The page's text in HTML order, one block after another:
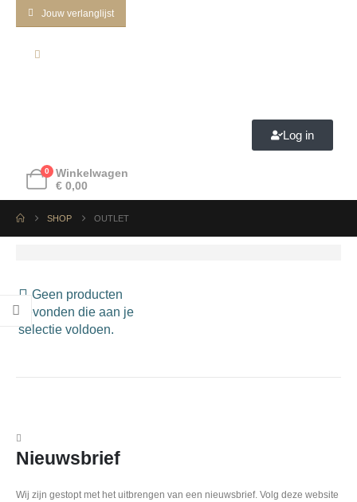
Jouw verlanglijst
Log in
0
Winkelwagen
€ 0,00
SHOP OUTLET
Geen producten
gevonden die aan je
selectie voldoen.
Nieuwsbrief
Wij zijn gestopt met het uitbrengen van een nieuwsbrief. Volg deze website